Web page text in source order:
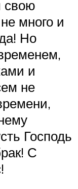
свою
много и
Но
и
не
Господь
С